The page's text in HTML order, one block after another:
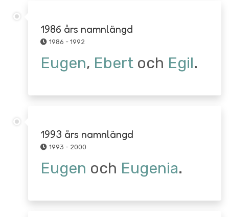
1986 års namnlängd
1986 - 1992
Eugen, Ebert och Egil.
1993 års namnlängd
1993 - 2000
Eugen och Eugenia.